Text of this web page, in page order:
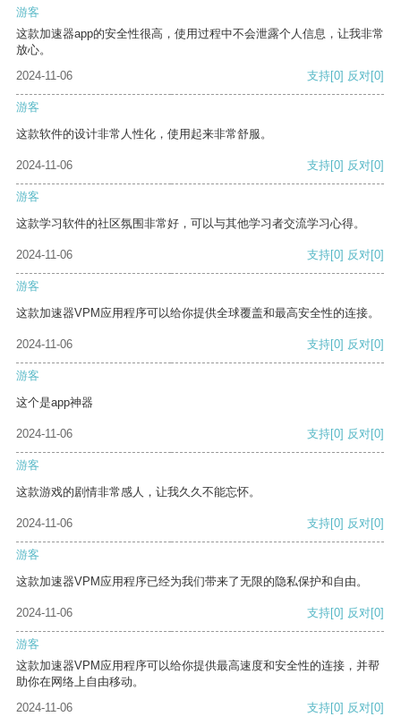
游客
这款加速器app的安全性很高，使用过程中不会泄露个人信息，让我非常
放心。
2024-11-06
支持[0] 反对[0]
游客
这款软件的设计非常人性化，使用起来非常舒服。
2024-11-06 支持[0] 反对[0]
游客
这款学习软件的社区氛围非常好，可以与其他学习者交流学习心得。
2024-11-06 支持[0] 反对[0]
游客
这款加速器VPM应用程序可以给你提供全球覆盖和最高安全性的连接。
2024-11-06 支持[0] 反对[0]
游客
这个是app神器
2024-11-06 支持[0] 反对[0]
游客
这款游戏的剧情非常感人，让我久久不能忘怀。
2024-11-06 支持[0] 反对[0]
游客
这款加速器VPM应用程序已经为我们带来了无限的隐私保护和自由。
2024-11-06 支持[0] 反对[0]
游客
这款加速器VPM应用程序可以给你提供最高速度和安全性的连接，并帮
助你在网络上自由移动。
2024-11-06
支持[0] 反对[0]